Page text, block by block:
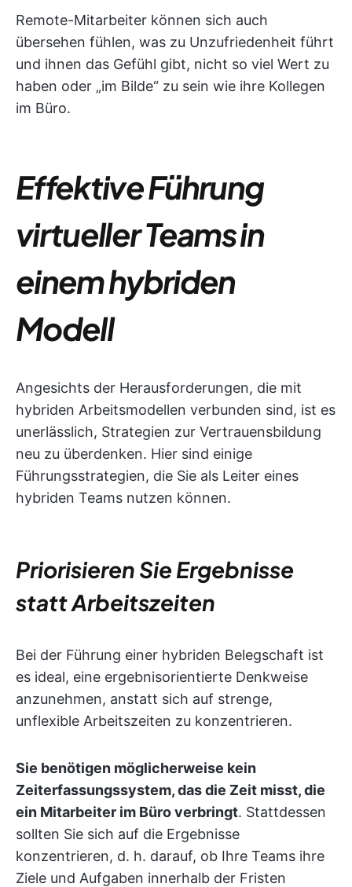
Remote-Mitarbeiter können sich auch
übersehen fühlen, was zu Unzufriedenheit führt
und ihnen das Gefühl gibt, nicht so viel Wert zu
haben oder „im Bilde“ zu sein wie ihre Kollegen
im Büro.
Effektive Führung
virtueller Teams in
einem hybriden
Modell
Angesichts der Herausforderungen, die mit
hybriden Arbeitsmodellen verbunden sind, ist es
unerlässlich, Strategien zur Vertrauensbildung
neu zu überdenken. Hier sind einige
Führungsstrategien, die Sie als Leiter eines
hybriden Teams nutzen können.
Priorisieren Sie Ergebnisse
statt Arbeitszeiten
Bei der Führung einer hybriden Belegschaft ist
es ideal, eine ergebnisorientierte Denkweise
anzunehmen, anstatt sich auf strenge,
unflexible Arbeitszeiten zu konzentrieren.
Sie benötigen möglicherweise kein
Zeiterfassungssystem, das die Zeit misst, die
ein Mitarbeiter im Büro verbringt. Stattdessen
sollten Sie sich auf die Ergebnisse
konzentrieren, d. h. darauf, ob Ihre Teams ihre
Ziele und Aufgaben innerhalb der Fristen